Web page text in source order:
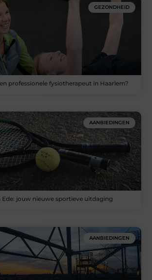
GEZONDHEID
professionele fysiotherapeut in Haarlem?
AANBIEDINGEN
Ede: jouw nieuwe sportieve uitdaging
AANBIEDINGEN